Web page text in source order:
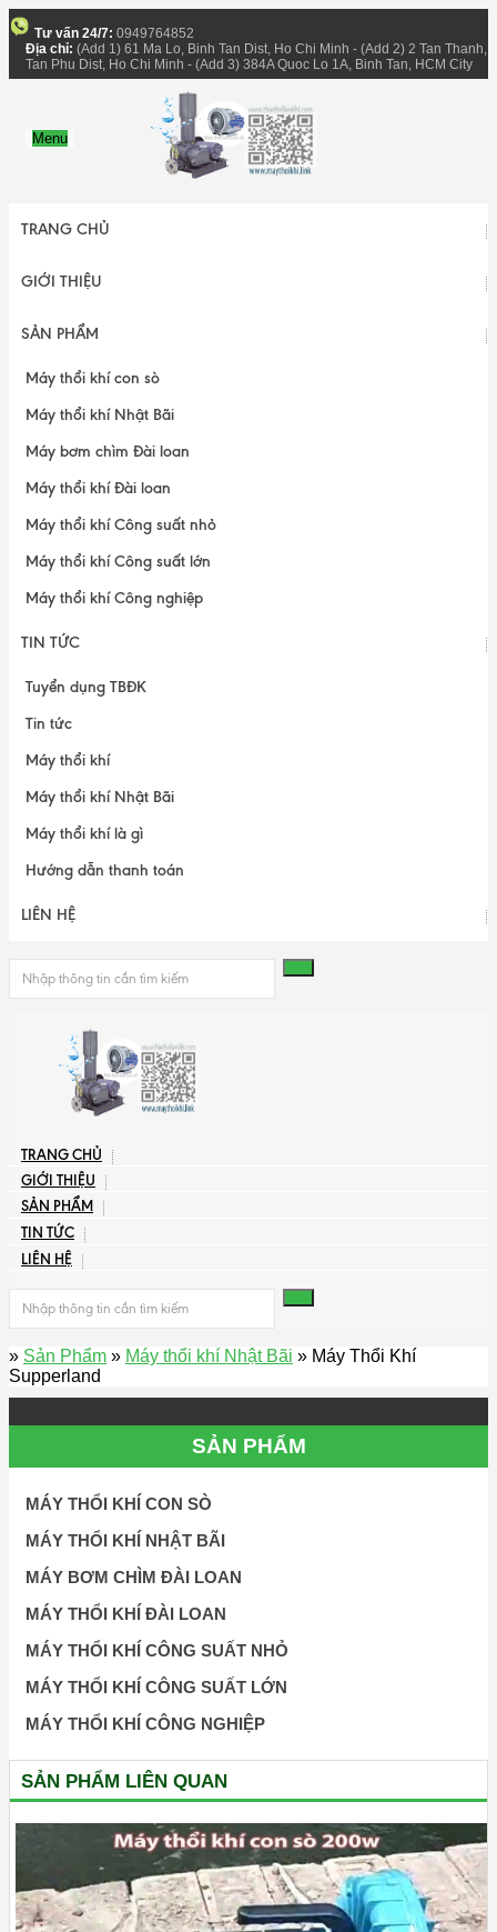
Tư vấn 24/7: 0949764852
Địa chỉ: (Add 1) 61 Ma Lo, Binh Tan Dist, Ho Chi Minh - (Add 2) 2 Tan Thanh,
Tan Phu Dist, Ho Chi Minh - (Add 3) 384A Quoc Lo 1A, Binh Tan, HCM City
Menu
TRANG CHỦ
GIỚI THIỆU
SẢN PHẨM
Máy thổi khí con sò
Máy thổi khí Nhật Bãi
Máy bơm chìm Đài loan
Máy thổi khí Đài loan
Máy thổi khí Công suất nhỏ
Máy thổi khí Công suất lớn
Máy thổi khí Công nghiệp
TIN TỨC
Tuyển dụng TBĐK
Tin tức
Máy thổi khí
Máy thổi khí Nhật Bãi
Máy thổi khí là gì
Hướng dẫn thanh toán
LIÊN HỆ
TRANG CHỦ
GIỚI THIỆU
SẢN PHẨM
TIN TỨC
LIÊN HỆ
» Sản Phẩm » Máy thổi khí Nhật Bãi » Máy Thổi Khí
Supperland
SẢN PHẨM
MÁY THỔI KHÍ CON SÒ
MÁY THỔI KHÍ NHẬT BÃI
MÁY BƠM CHÌM ĐÀI LOAN
MÁY THỔI KHÍ ĐÀI LOAN
MÁY THỔI KHÍ CÔNG SUẤT NHỎ
MÁY THỔI KHÍ CÔNG SUẤT LỚN
MÁY THỔI KHÍ CÔNG NGHIỆP
SẢN PHẨM LIÊN QUAN